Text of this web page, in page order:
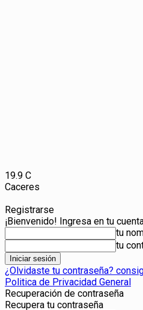
19.9 C
Caceres
Registrarse
¡Bienvenido! Ingresa en tu
tu
tu
¿Olvidaste tu contraseña?
Politica de Privacidad General
Recuperación de contraseña
Recupera tu contraseña